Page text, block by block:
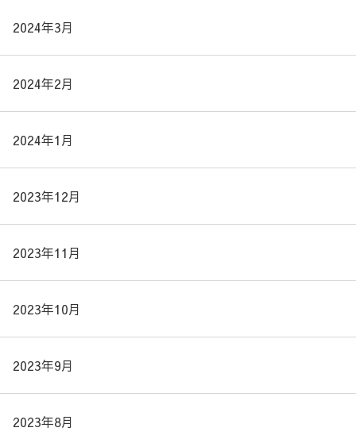
2024年3月
2024年2月
2024年1月
2023年12月
2023年11月
2023年10月
2023年9月
2023年8月